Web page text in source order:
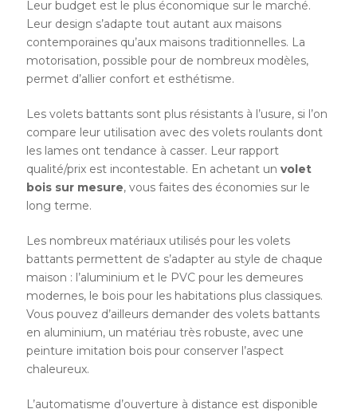
Leur budget est le plus économique sur le marché.
Leur design s’adapte tout autant aux maisons
contemporaines qu’aux maisons traditionnelles. La
motorisation, possible pour de nombreux modèles,
permet d’allier confort et esthétisme.
Les volets battants sont plus résistants à l’usure, si l’on
compare leur utilisation avec des volets roulants dont
les lames ont tendance à casser. Leur rapport
qualité/prix est incontestable. En achetant un volet
bois sur mesure, vous faites des économies sur le
long terme.
Les nombreux matériaux utilisés pour les volets
battants permettent de s’adapter au style de chaque
maison : l’aluminium et le PVC pour les demeures
modernes, le bois pour les habitations plus classiques.
Vous pouvez d’ailleurs demander des volets battants
en aluminium, un matériau très robuste, avec une
peinture imitation bois pour conserver l’aspect
chaleureux.
L’automatisme d’ouverture à distance est disponible